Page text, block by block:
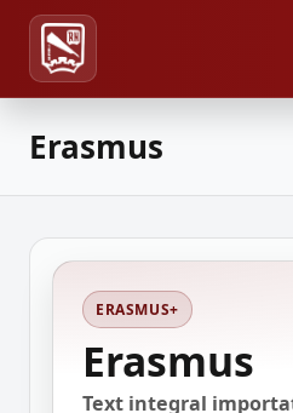
Erasmus
ERASMUS+
Erasmus
Text integral